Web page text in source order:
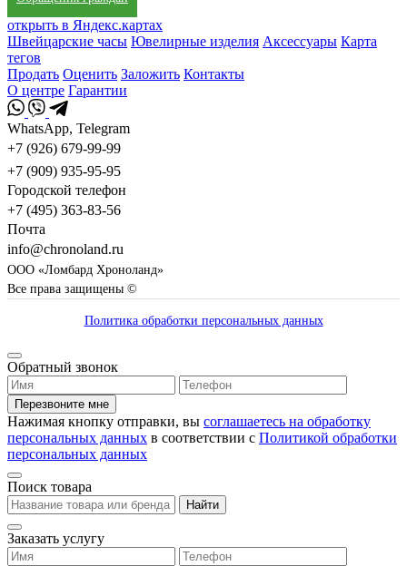
открыть в Яндекс.картах
Швейцарские часы Ювелирные изделия Аксессуары Карта
тегов
Продать Оценить Заложить Контакты
О центре Гарантии
WhatsApp, Telegram
+7 (926) 679-99-99
+7 (909) 935-95-95
Городской телефон
+7 (495) 363-83-56
Почта
info@chronoland.ru
ООО «Ломбард Хроноланд»
Все права защищены ©
Политика обработки персональных данных
Обратный звонок
Перезвоните мне
Нажимая кнопку отправки, вы соглашаетесь на обработку
персональных данных в соответствии с Политикой обработки
персональных данных
Поиск товара
Найти
Заказать услугу